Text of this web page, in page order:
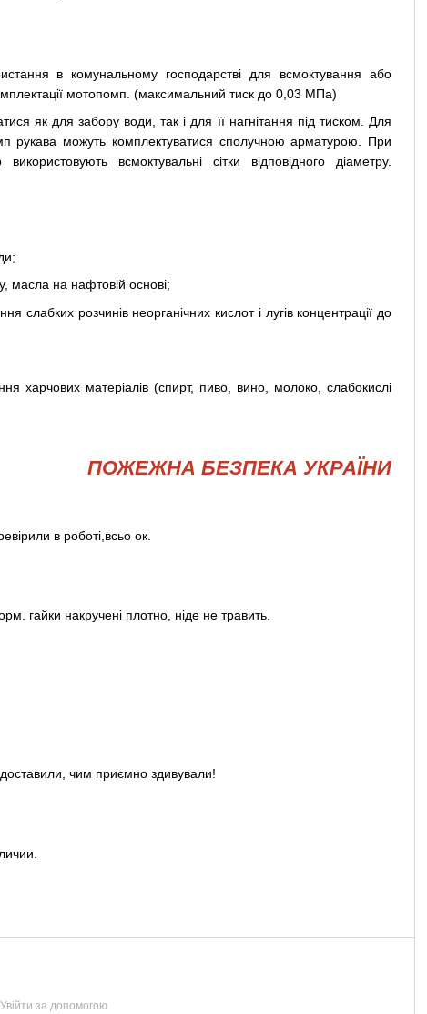
в комунальному господарстві для всмоктування або
мотопомп. (максимальний тиск до 0,03 МПа)
як для забору води, так і для її нагнітання під тиском. Для
рукава можуть комплектуватися сполучною арматурою. При
всмоктувальні сітки відповідного діаметру.
масла на нафтовій основі;
слабких розчинів неорганічних кислот і лугів концентрації до
харчових матеріалів (спирт, пиво, вино, молоко, слабокислі
ПОЖЕЖНА БЕЗПЕКА УКРАЇНИ
в роботі,всьо ок.
гайки накручені плотно, ніде не травить.
чим приємно здивували!
Увійти за допомогою